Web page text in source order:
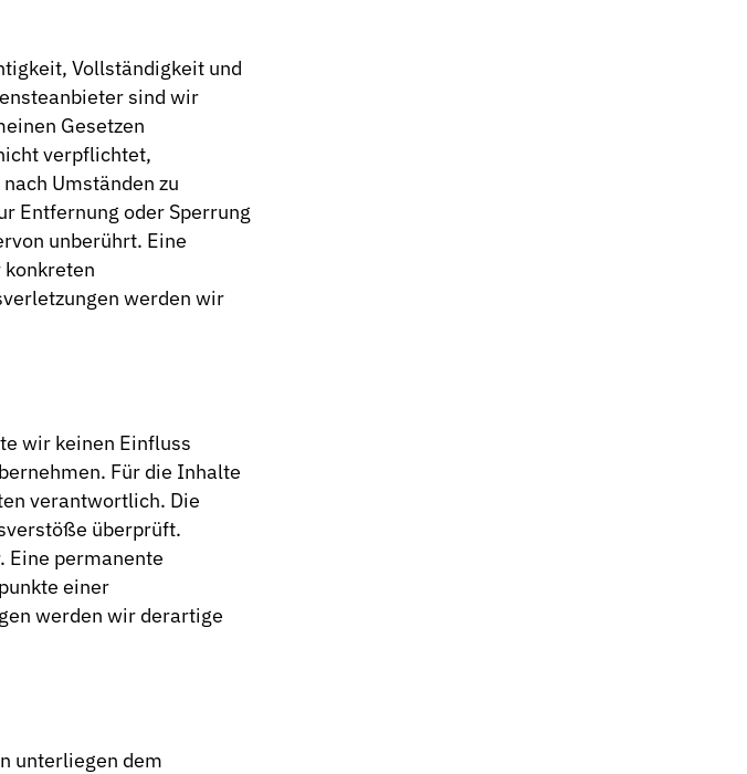
Vollständigkeit und
sind wir
Gesetzen
verpflichtet,
Umständen zu
Entfernung oder Sperrung
unberührt. Eine
werden wir
wir keinen Einfluss
Für die Inhalte
verantwortlich. Die
überprüft.
Eine permanente
einer
werden wir derartige
unterliegen dem